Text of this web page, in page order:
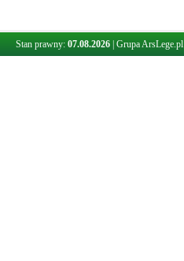
Stan prawny: 07.08.2026 Grupa ArsLege.pl